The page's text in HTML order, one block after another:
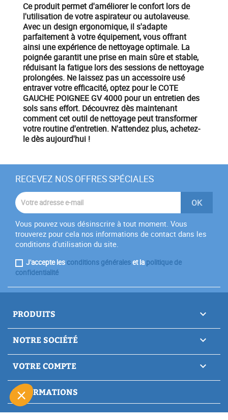
Ce produit permet d'améliorer le confort lors de
l'utilisation de votre aspirateur ou autolaveuse.
Avec un design ergonomique, il s'adapte
parfaitement à votreéquipement, vous offrant
ainsi une expérience de nettoyage optimale. La
poignéegarantit une prise en main sûre et stable,
réduisant la fatigue lors des sessions de nettoyage
prolongées. Ne laissez pas un accessoire usé
entraver votre efficacité, optez pour leCOTE
GAUCHE POIGNEE GV 4000 pour un entretien des
sols sans effort. Découvrez dès maintenant
comment cet outil de nettoyage peut transformer
votre routine d'entretien. N'attendez plus, achetez-
le dès aujourd'hui !
RECEVEZ NOS OFFRES SPÉCIALES
Vous pouvez vous désinscrire à tout moment. Vous
trouverez pour cela nos informations de contact dans les
conditions d'utilisation du site.
J'accepte les conditions généraleset lapolitique de
confidentialité
PRODUITS 
NOTRE SOCIÉTÉ 
VOTRE COMPTE 
INFORMATIONS